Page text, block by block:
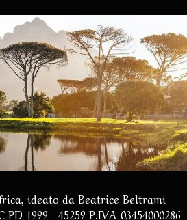
ideato da Beatrice Beltrami
PD 1999 – 45259 P.IVA 03454000286